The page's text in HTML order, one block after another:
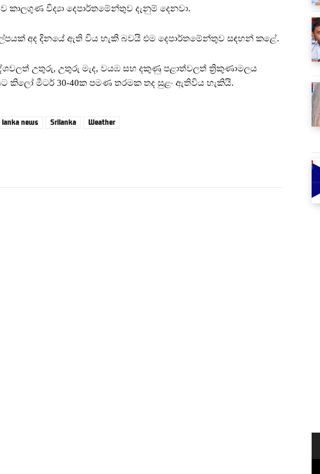
විද්‍යා දෙපාර්තමේන්තුව දැනුම් දෙනවා.
අද දිනයේ ඇති විය හැකි බවයි එම දෙපාර්තමේන්තුව සඳහන් කළේ.
උතුරු, උතුරු මැද, වයඹ සහ දකුණු පළාත්වලත් ත්‍රිකුණාමලය
කිලෝ මීටර් 30-40ක පමණ තරමක තද සුළං ඇතිවිය හැකියි.
lanka news Srilanka Weather